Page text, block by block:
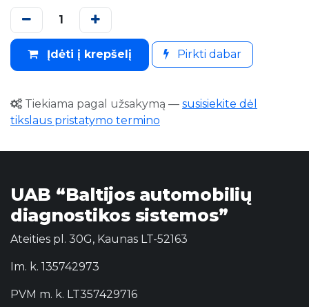
Įdėti į krepšelį Pirkti dabar
Tiekiama pagal užsakymą — susisiekite dėl
tikslaus pristatymo termino
UAB “Baltijos automobilių
diagnostikos sistemos”
Ateities pl. 30G, Kaunas LT-52163
Im. k. 135742973
PVM m. k. LT357429716